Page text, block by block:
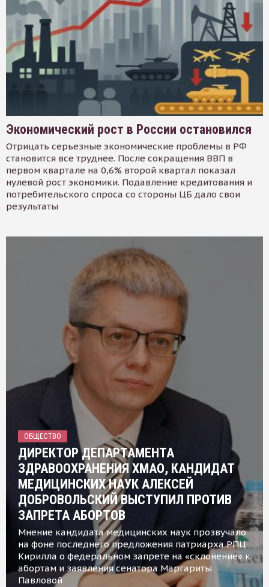
Экономический рост в России остановился
Отрицать серьезные экономические проблемы в РФ
становится все труднее. После сокращения ВВП в
первом квартале на 0,6% второй квартал показал
нулевой рост экономики. Подавление кредитования и
потребительского спроса со стороны ЦБ дало свои
результаты
ОБЩЕСТВО
ДИРЕКТОР ДЕПАРТАМЕНТА
ЗДРАВООХРАНЕНИЯ ХМАО, КАНДИДАТ
МЕДИЦИНСКИХ НАУК АЛЕКСЕЙ
ДОБРОВОЛЬСКИЙ ВЫСТУПИЛ ПРОТИВ
ЗАПРЕТА АБОРТОВ
Мнение кандидата медицинских наук прозвучало
на фоне последнего предложения патриарха РПЦ
Кирилла о федеральном запрете на «склонение» к
абортам и заявления сенатора Маргариты
Павловой